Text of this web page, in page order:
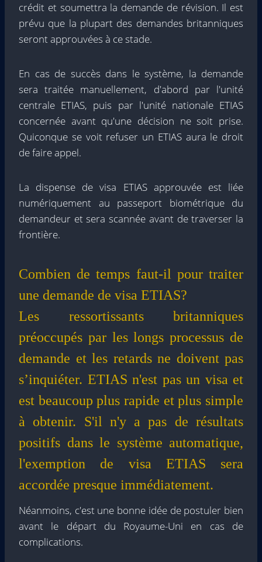
crédit et soumettra la demande de révision. Il est
prévu que la plupart des demandes britanniques
seront approuvées à ce stade.
En cas de succès dans le système, la demande
sera traitée manuellement, d'abord par l'unité
centrale ETIAS, puis par l'unité nationale ETIAS
concernée avant qu'une décision ne soit prise.
Quiconque se voit refuser un ETIAS aura le droit
de faire appel.
La dispense de visa ETIAS approuvée est liée
numériquement au passeport biométrique du
demandeur et sera scannée avant de traverser la
frontière.
Combien de temps faut-il pour traiter
une demande de visa ETIAS?
Les ressortissants britanniques
préoccupés par les longs processus de
demande et les retards ne doivent pas
s’inquiéter. ETIAS n'est pas un visa et
est beaucoup plus rapide et plus simple
à obtenir. S'il n'y a pas de résultats
positifs dans le système automatique,
l'exemption de visa ETIAS sera
accordée presque immédiatement.
Néanmoins, c'est une bonne idée de postuler bien
avant le départ du Royaume-Uni en cas de
complications.